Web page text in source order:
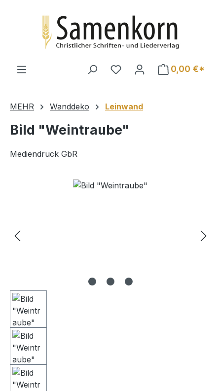
0,00 €*
MEHR Wanddeko Leinwand
Bild "Weintraube"
Mediendruck GbR
Bildergalerie überspringen